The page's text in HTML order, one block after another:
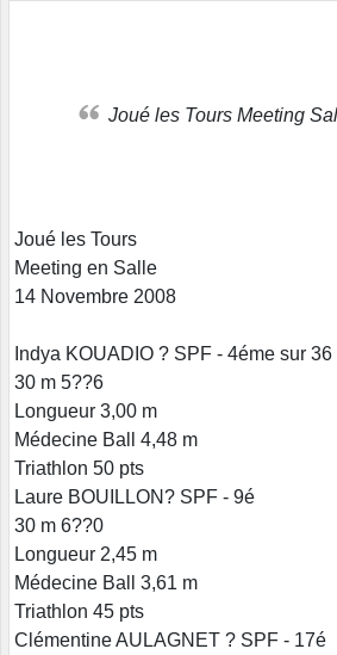
Joué les Tours Meeting
Joué les Tours
Meeting en Salle
14 Novembre 2008
Indya KOUADIO ? SPF - 4éme sur 36
30 m 5??6
Longueur 3,00 m
Médecine Ball 4,48 m
Triathlon 50 pts
Laure BOUILLON? SPF - 9é
30 m 6??0
Longueur 2,45 m
Médecine Ball 3,61 m
Triathlon 45 pts
Clémentine AULAGNET ? SPF - 17é